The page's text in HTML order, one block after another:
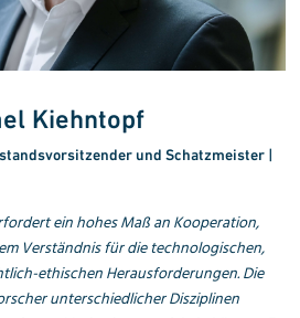
Kiehntopf
und Schatzmeister |
ein hohes Maß an Kooperation,
Verständnis für die technologischen,
ethischen Herausforderungen. Die
unterschiedlicher Disziplinen